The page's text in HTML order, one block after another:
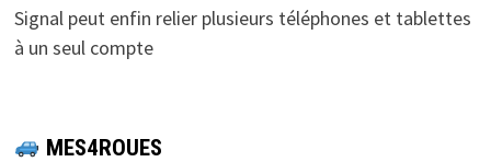
Signal peut enfin relier plusieurs téléphones et tablettes
à un seul compte
MES4ROUES